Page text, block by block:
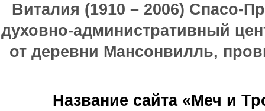
Виталия (1910 – 2006) Спасо-
духовно-административный
от деревни Мансонвилль,
Название сайта «Меч и